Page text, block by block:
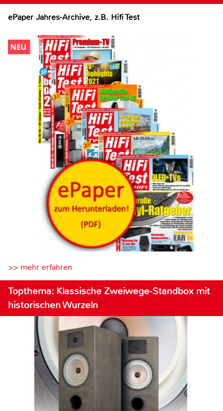
ePaper Jahres-Archive, z.B. Hifi Test
>> mehr erfahren
Topthema: Klassische Zweiwege-Standbox mit
historischen Wurzeln